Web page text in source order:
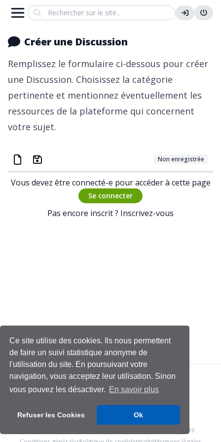
Ce site utilise des cookies. Ils nous permettent
de faire un suivi statistique anonyme de
l'utilisation du site. En poursuivant votre
navigation, vous acceptez leur utilisation. Sinon
vous pouvez les désactiver. En savoir plus
Refuser les Cookies Ok
Search
Créer une Discussion
Remplissez le formulaire ci-dessous pour créer
une Discussion. Choisissez la catégorie
pertinente et mentionnez éventuellement les
ressources de la plateforme qui concernent
votre sujet.
Non enregistrée
Vous devez être connecté-e pour accéder à cette page
Se connecter
Pas encore inscrit ? Inscrivez-vous
- Tous droits réservés